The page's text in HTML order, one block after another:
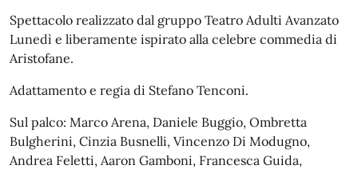
Spettacolo realizzato dal gruppo Teatro Adulti Avanzato
Lunedì e liberamente ispirato alla celebre commedia di
Aristofane.
Adattamento e regia di Stefano Tenconi.
Sul palco: Marco Arena, Daniele Buggio, Ombretta
Bulgherini, Cinzia Busnelli, Vincenzo Di Modugno,
Andrea Feletti, Aaron Gamboni, Francesca Guida,